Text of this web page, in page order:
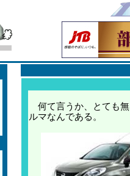
何て言うか、とても
ルマなんである。